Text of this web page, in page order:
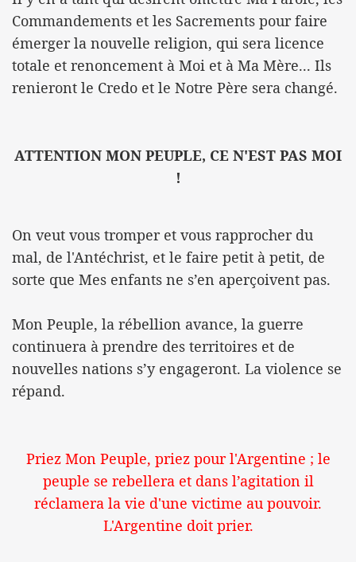
Commandements et les Sacrements pour faire
émerger la nouvelle religion, qui sera licence
totale et renoncement à Moi et à Ma Mère... Ils
renieront le Credo et le Notre Père sera changé.
ATTENTION MON PEUPLE, CE N'EST PAS MOI
!
On veut vous tromper et vous rapprocher du
mal, de l'Antéchrist, et le faire petit à petit, de
sorte que Mes enfants ne s’en aperçoivent pas.
Mon Peuple, la rébellion avance, la guerre
continuera à prendre des territoires et de
nouvelles nations s’y engageront. La violence se
répand.
Priez Mon Peuple, priez pour l'Argentine ; le
peuple se rebellera et dans l’agitation il
réclamera la vie d'une victime au pouvoir.
L'Argentine doit prier.